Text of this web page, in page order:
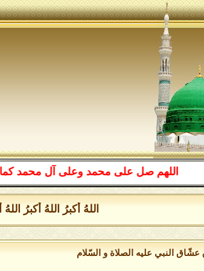
صل على محمد وعلى آل محمد كما صليت
اللهُ أكبرُ اللهُ أكبرُ اللهُ
عشّاق النبي عليه الصلاة و السّلام